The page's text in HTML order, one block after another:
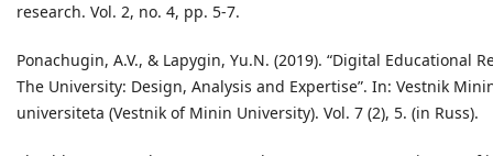
research. Vol. 2, no. 4, pp. 5-7.
Ponachugin, A.V., & Lapygin, Yu.N. (2019). “Digital Educational
The University: Design, Analysis and Expertise”. In: Vestnik
universiteta (Vestnik of Minin University). Vol. 7 (2), 5. (in Russ).